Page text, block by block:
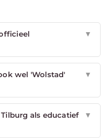
▼
wel 'Wolstad'
▼
als educatief
▼